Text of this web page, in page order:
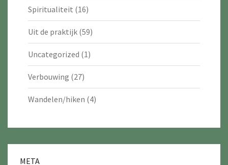
Spiritualiteit (16)
Uit de praktijk (59)
Uncategorized (1)
Verbouwing (27)
Wandelen/hiken (4)
META